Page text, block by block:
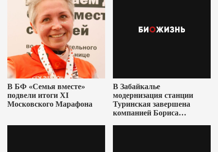
В БФ «Семья вместе»
подвели итоги XI
Московского Марафона
В Забайкалье
модернизация станции
Туринская завершена
компанией Бориса